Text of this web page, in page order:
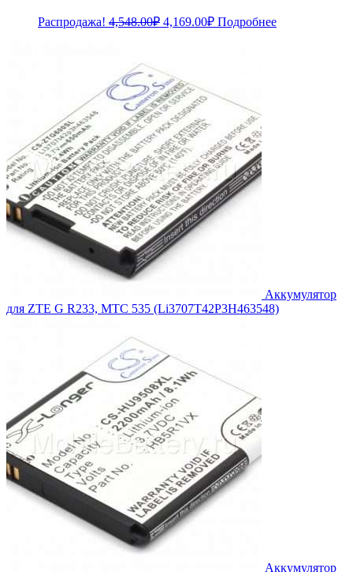
Распродажа! 4,548.00₽ Первоначальная
4,169.00₽Текущая
Подробнее
Аккумулятор
для ZTE G R233, МТС 535 (Li3707T42P3H463548)
Аккумулятор